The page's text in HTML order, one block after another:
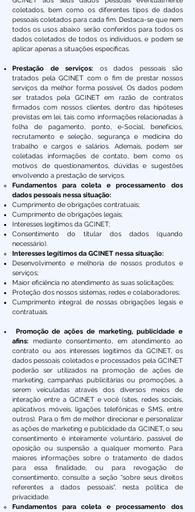
coletados, bem como os diferentes tipos de dados
pessoais coletados para cada fim. Destaca-se que nem
todos os usos abaixo serão conferidos para todos os
dados coletados de todos os indivíduos, e podem se
aplicar apenas a situações específicas.
Prestação de serviços: os dados pessoais são
tratados pela GCINET com o fim de prestar nossos
serviços da melhor forma possível. Os dados podem
ser tratados pela GCINET em razão de contratos
firmados com nossos clientes, dentro das hipóteses
previstas em lei, tais como informações relacionadas à
folha de pagamento, ponto, e-Social, benefícios,
recrutamento e seleção, segurança e medicina do
trabalho e cargos e salários. Ademais, podem ser
coletadas informações de contato, bem como os
motivos de questionamentos, dúvidas e sugestões
envolvendo a prestação de serviços.​
​Fundamentos para coleta e processamento dos
dados pessoais nessa situação:
Cumprimento de obrigações contratuais;
Cumprimento de obrigações legais;
Interesses legítimos da GCINET;
Consentimento do titular dos dados (quando
necessário).​
Interesses legítimos da GCINET nessa situação:
Desenvolvimento e melhoria de nossos produtos e
serviços;
Maior eficiência no atendimento às suas solicitações;
Proteção dos nossos sistemas, redes e colaboradores;
Cumprimento integral de nossas obrigações legais e
contratuais.
Promoção de ações de marketing, publicidade e
afins: mediante consentimento, em atendimento ao
contrato ou aos interesses legítimos da GCINET, os
dados pessoais coletados e processados pela GCINET
poderão ser utilizados na promoção de ações de
marketing, campanhas publicitárias ou promoções, a
serem veiculadas através dos diversos meios de
interação entre a GCINET e você (sites, redes sociais,
aplicativos móveis, ligações telefônicas e SMS, entre
outros). Para o fim de melhor direcionar e personalizar
as ações de marketing e publicidade da GCINET, o seu
consentimento é inteiramente voluntário, passível de
oposição ou suspensão a qualquer momento. Para
maiores informações sobre o tratamento de dados
para essa finalidade, ou para revogação de
consentimento, consulte a seção "sobre seus direitos
referentes a dados pessoais", nesta política de
privacidade.​​
Fundamentos para coleta e processamento dos